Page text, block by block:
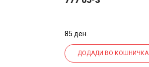
85 ден.
ДОДАДИ ВО КОШНИЧКА